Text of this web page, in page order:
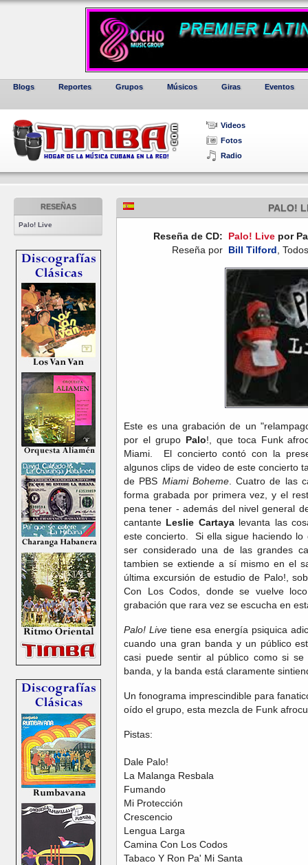
Blogs Reportes Grupos Músicos Giras Eventos
Videos
Fotos
Radio
RESEÑAS
Palo! Live
PALO!
Reseña de CD: Palo! Livepor
Reseña por Bill Tilford ,
Este es una grabación de un
por el grupo Palo!, que toca Funk
Miami. El concierto contó con la
algunos clips de video de este concierto
de PBS Miami Boheme. Cuatro de las
forma grabada por primera vez, y el
pena tener - además del nivel general
cantante Leslie Cartayalevanta las
este concierto. Si ella sigue haciendo
ser considerado una de las grandes
tambien se extiende a sí mismo en el
última excursión de estudio de Palo!,
Con Los Codos, donde se vuelve
grabación que rara vez se escucha en
Palo! Live tiene esa energía psiquica
cuando una gran banda y un público
casi puede sentir al público como si
banda, y la banda está claramente
Un fonograma imprescindible para
oído el grupo, esta mezcla de Funk
Pistas:
Dale Palo!
La Malanga Resbala
Fumando
Mi Protección
Crescencio
Lengua Larga
Camina Con Los Codos
Tabaco Y Ron Pa' Mi Santa